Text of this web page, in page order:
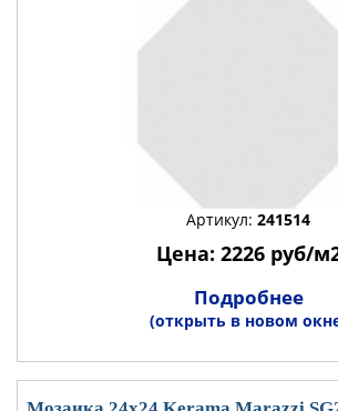
Артикул: 241514
Цена: 2226 руб/
Подробнее
(открыть в новом